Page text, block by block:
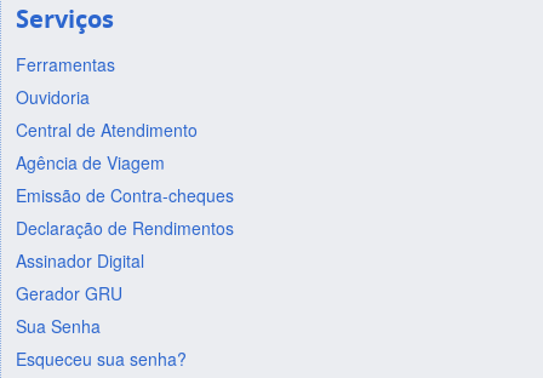
Serviços
Ferramentas
Ouvidoria
Central de Atendimento
Agência de Viagem
Emissão de Contra-cheques
Declaração de Rendimentos
Assinador Digital
Gerador GRU
Sua Senha
Esqueceu sua senha?